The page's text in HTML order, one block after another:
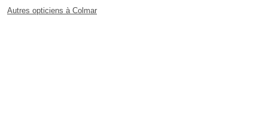
Autres opticiens à Colmar